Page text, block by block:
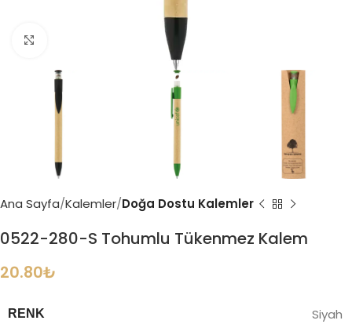
Büyütmek için tıklayın
Ana Sayfa Kalemler Doğa Dostu Kalemler
0522-280-S Tohumlu Tükenmez Kalem
20.80₺
RENK Siyah